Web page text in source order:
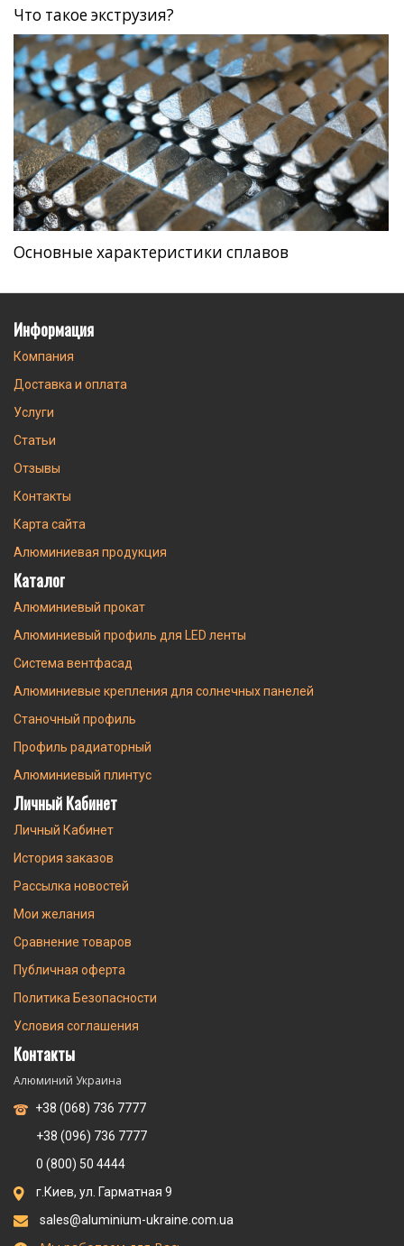
Что такое экструзия?
Основные характеристики сплавов
Информация
Компания
Доставка и оплата
Услуги
Статьи
Отзывы
Контакты
Карта сайта
Алюминиевая продукция
Каталог
Алюминиевый прокат
Алюминиевый профиль для LED ленты
Система вентфасад
Алюминиевые крепления для солнечных панелей
Станочный профиль
Профиль радиаторный
Алюминиевый плинтус
Личный Кабинет
Личный Кабинет
История заказов
Рассылка новостей
Мои желания
Сравнение товаров
Публичная оферта
Политика Безопасности
Условия соглашения
Контакты
Алюминий Украина
+38 (068) 736 7777
+38 (096) 736 7777
0 (800) 50 4444
г.Киев, ул. Гарматная 9
sales@aluminium-ukraine.com.ua